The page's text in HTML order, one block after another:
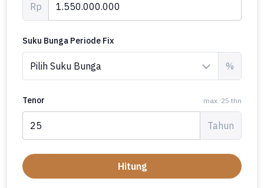
Rp
Suku Bunga Periode Fix
%
Tenor max. 25 thn
Tahun
Hitung